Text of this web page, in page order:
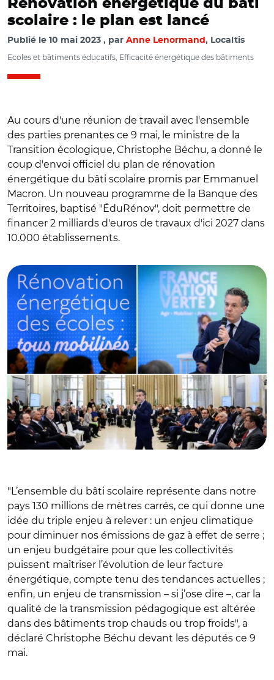
Rénovation énergétique du bâti
scolaire : le plan est lancé
Publié le 10 mai 2023 par Anne Lenormand , Localtis
Ecoles et bâtiments éducatifs, Efficacité énergétique des bâtiments
Au cours d'une réunion de travail avec l'ensemble
des parties prenantes ce 9 mai, le ministre de la
Transition écologique, Christophe Béchu, a donné le
coup d'envoi officiel du plan de rénovation
énergétique du bâti scolaire promis par Emmanuel
Macron. Un nouveau programme de la Banque des
Territoires, baptisé "ÉduRénov", doit permettre de
financer 2 milliards d'euros de travaux d'ici 2027 dans
10.000 établissements.
"L’ensemble du bâti scolaire représente dans notre
pays 130 millions de mètres carrés, ce qui donne une
idée du triple enjeu à relever : un enjeu climatique
pour diminuer nos émissions de gaz à effet de serre ;
un enjeu budgétaire pour que les collectivités
puissent maîtriser l’évolution de leur facture
énergétique, compte tenu des tendances actuelles ;
enfin, un enjeu de transmission – si j’ose dire –, car la
qualité de la transmission pédagogique est altérée
dans des bâtiments trop chauds ou trop froids", a
déclaré Christophe Béchu devant les députés ce 9
mai.